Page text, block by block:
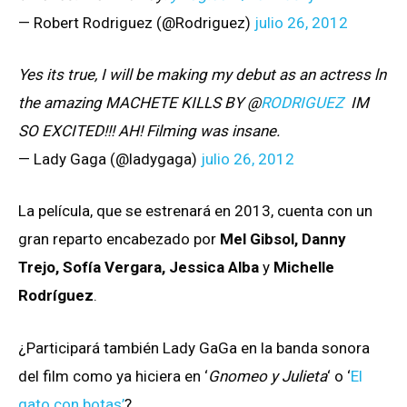
— Robert Rodriguez (@Rodriguez) julio 26, 2012
Yes its true, I will be making my debut as an actress ln
the amazing MACHETE KILLS BY @RODRIGUEZIM
SO EXCITED!!! AH! Filming was insane.
— Lady Gaga (@ladygaga) julio 26, 2012
La película, que se estrenará en 2013, cuenta con un
gran reparto encabezado por Mel Gibsol, Danny
Trejo, Sofía Vergara, Jessica Alba y Michelle
Rodríguez.
¿Participará también Lady GaGa en la banda sonora
del film como ya hiciera en ‘Gnomeo y Julieta‘ o ‘El